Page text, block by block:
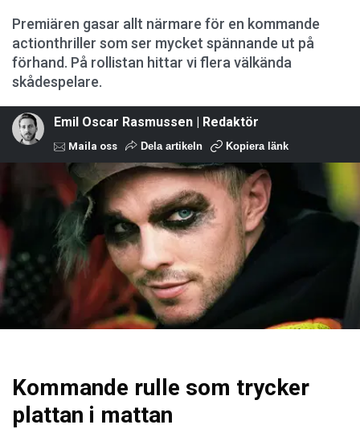
Premiären gasar allt närmare för en kommande
actionthriller som ser mycket spännande ut på
förhand. På rollistan hittar vi flera välkända
skådespelare.
Emil Oscar Rasmussen | Redaktör
Maila oss Dela artikeln Kopiera länk
Kommande rulle som trycker
plattan i mattan